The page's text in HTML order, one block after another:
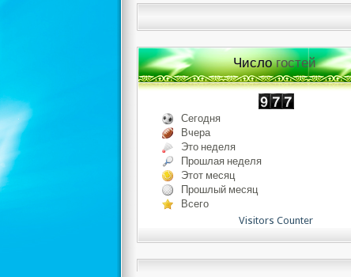
Числогостей
Сегодня
Вчера
Это неделя
Прошлая неделя
Этот месяц
Прошлый месяц
Всего
Visitors Counter